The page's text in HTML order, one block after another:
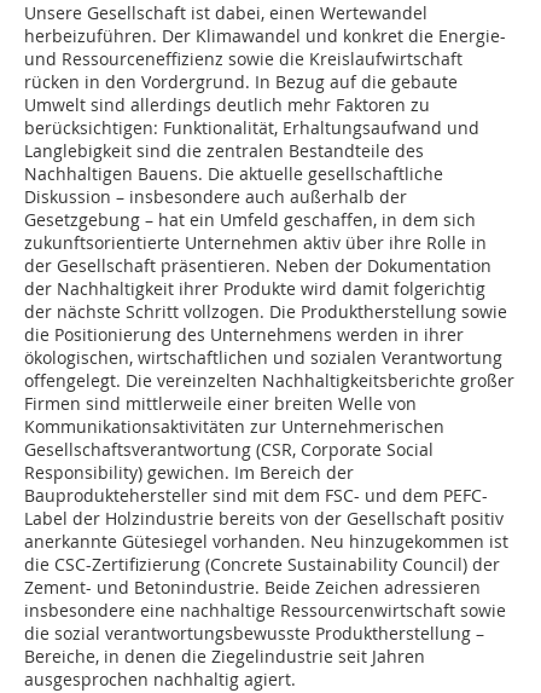
Unsere Gesellschaft ist dabei, einen Wertewandel
herbeizuführen. Der Klimawandel und konkret die Energie-
und Ressourceneffizienz sowie die Kreislaufwirtschaft
rücken in den Vordergrund. In Bezug auf die gebaute
Umwelt sind allerdings deutlich mehr Faktoren zu
berücksichtigen: Funktionalität, Erhaltungsaufwand und
Langlebigkeit sind die zentralen Bestandteile des
Nachhaltigen Bauens. Die aktuelle gesellschaftliche
Diskussion – insbesondere auch außerhalb der
Gesetzgebung – hat ein Umfeld geschaffen, in dem sich
zukunftsorientierte Unternehmen aktiv über ihre Rolle in
der Gesellschaft präsentieren. Neben der Dokumentation
der Nachhaltigkeit ihrer Produkte wird damit folgerichtig
der nächste Schritt vollzogen. Die Produktherstellung sowie
die Positionierung des Unternehmens werden in ihrer
ökologischen, wirtschaftlichen und sozialen Verantwortung
offengelegt. Die vereinzelten Nachhaltigkeitsberichte großer
Firmen sind mittlerweile einer breiten Welle von
Kommunikationsaktivitäten zur Unternehmerischen
Gesellschaftsverantwortung (CSR, Corporate Social
Responsibility) gewichen. Im Bereich der
Bauproduktehersteller sind mit dem FSC- und dem PEFC-
Label der Holzindustrie bereits von der Gesellschaft positiv
anerkannte Gütesiegel vorhanden. Neu hinzugekommen ist
die CSC-Zertifizierung (Concrete Sustainability Council) der
Zement- und Betonindustrie. Beide Zeichen adressieren
insbesondere eine nachhaltige Ressourcenwirtschaft sowie
die sozial verantwortungsbewusste Produktherstellung –
Bereiche, in denen die Ziegelindustrie seit Jahren
ausgesprochen nachhaltig agiert.